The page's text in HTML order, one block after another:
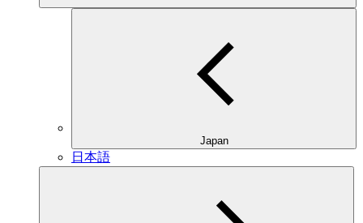
Japan
日本語